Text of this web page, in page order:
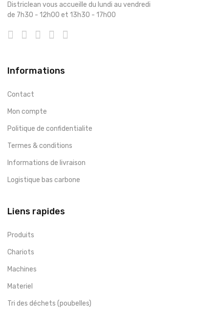
Districlean vous accueille du lundi au vendredi
de 7h30 - 12h00 et 13h30 - 17h00
Informations
Contact
Mon compte
Politique de confidentialite
Termes & conditions
Informations de livraison
Logistique bas carbone
Liens rapides
Produits
Chariots
Machines
Materiel
Tri des déchets (poubelles)